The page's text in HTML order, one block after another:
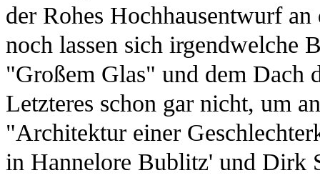
der Rohes Hochhausentwurf
noch lassen sich irgendwelche
"Großem Glas" und dem Dach
Letzteres schon gar nicht, um
"Architektur einer
in Hannelore Bublitz' und Dirk